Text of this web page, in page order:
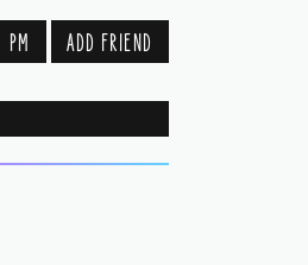
PM ADD FRIEND